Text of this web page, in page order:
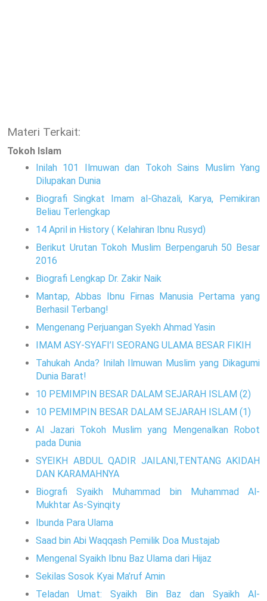
Materi Terkait:
Tokoh Islam
Inilah 101 Ilmuwan dan Tokoh Sains Muslim Yang
Dilupakan Dunia
Biografi Singkat Imam al-Ghazali, Karya, Pemikiran
Beliau Terlengkap
14 April in History ( Kelahiran Ibnu Rusyd)
Berikut Urutan Tokoh Muslim Berpengaruh 50 Besar
2016
Biografi Lengkap Dr. Zakir Naik
Mantap, Abbas Ibnu Firnas Manusia Pertama yang
Berhasil Terbang!
Mengenang Perjuangan Syekh Ahmad Yasin
IMAM ASY-SYAFI’I SEORANG ULAMA BESAR FIKIH
Tahukah Anda? Inilah Ilmuwan Muslim yang Dikagumi
Dunia Barat!
10 PEMIMPIN BESAR DALAM SEJARAH ISLAM (2)
10 PEMIMPIN BESAR DALAM SEJARAH ISLAM (1)
Al Jazari Tokoh Muslim yang Mengenalkan Robot
pada Dunia
SYEIKH ABDUL QADIR JAILANI,TENTANG AKIDAH
DAN KARAMAHNYA
Biografi Syaikh Muhammad bin Muhammad Al-
Mukhtar As-Syinqity
Ibunda Para Ulama
Saad bin Abi Waqqash Pemilik Doa Mustajab
Mengenal Syaikh Ibnu Baz Ulama dari Hijaz
Sekilas Sosok Kyai Ma’ruf Amin
Teladan Umat: Syaikh Bin Baz dan Syaikh Al-